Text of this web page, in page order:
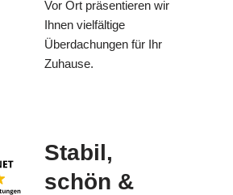
Vor Ort präsentieren wir
Ihnen vielfältige
Überdachungen für Ihr
Zuhause.
Stabil,
schön &